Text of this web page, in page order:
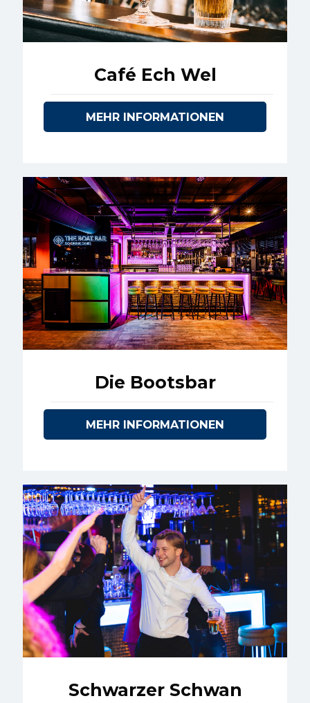
Café Ech Wel
MEHR INFORMATIONEN
Die Bootsbar
MEHR INFORMATIONEN
Schwarzer Schwan